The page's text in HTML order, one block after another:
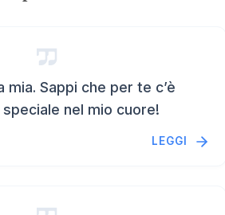
mia. Sappi che per te c’è
nel mio cuore!
LEGGI